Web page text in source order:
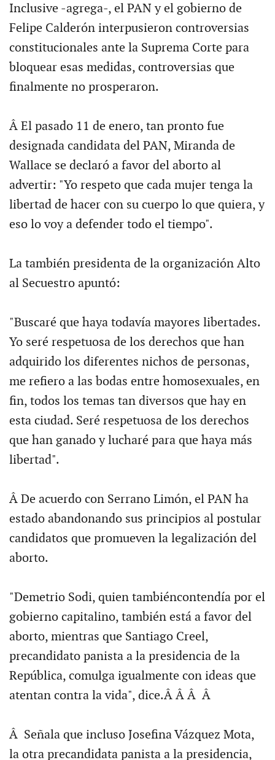
Inclusive -agrega-, el PAN y el gobierno de
Felipe Calderón interpusieron controversias
constitucionales ante la Suprema Corte para
bloquear esas medidas, controversias que
finalmente no prosperaron.
Â El pasado 11 de enero, tan pronto fue
designada candidata del PAN, Miranda de
Wallace se declaró a favor del aborto al
advertir: "Yo respeto que cada mujer tenga la
libertad de hacer con su cuerpo lo que quiera, y
eso lo voy a defender todo el tiempo".
La también presidenta de la organización Alto
al Secuestro apuntó:
"Buscaré que haya todavía mayores libertades.
Yo seré respetuosa de los derechos que han
adquirido los diferentes nichos de personas,
me refiero a las bodas entre homosexuales, en
fin, todos los temas tan diversos que hay en
esta ciudad. Seré respetuosa de los derechos
que han ganado y lucharé para que haya más
libertad".
Â De acuerdo con Serrano Limón, el PAN ha
estado abandonando sus principios al postular
candidatos que promueven la legalización del
aborto.
"Demetrio Sodi, quien tambiéncontendía por el
gobierno capitalino, también está a favor del
aborto, mientras que Santiago Creel,
precandidato panista a la presidencia de la
República, comulga igualmente con ideas que
atentan contra la vida", dice.Â Â Â Â
Â Señala que incluso Josefina Vázquez Mota,
la otra precandidata panista a la presidencia,